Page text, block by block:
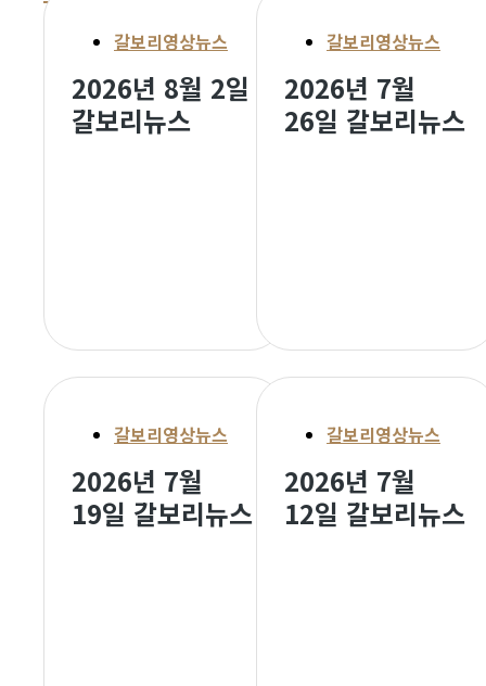
갈보리영상뉴스
2026년 8월 2일
갈보리뉴스
갈보리영상뉴스
2026년 7월
26일 갈보리뉴스
갈보리영상뉴스
2026년 7월
19일 갈보리뉴스
갈보리영상뉴스
2026년 7월
12일 갈보리뉴스